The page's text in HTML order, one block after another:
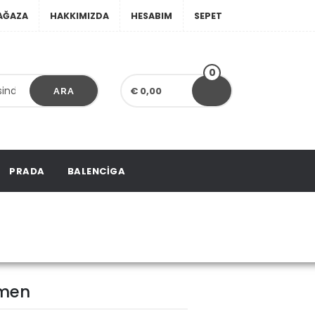
HAKKIMIZDA HESABIM SEPET
ARA € 0,00
0
PRADA BALENCIGA